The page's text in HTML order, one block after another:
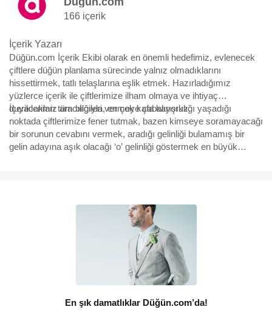
166 içerik
İçerik Yazarı
Düğün.com İçerik Ekibi olarak en önemli hedefimiz, evlenecek
çiftlere düğün planlama sürecinde yalnız olmadıklarını
hissettirmek, tatlı telaşlarına eşlik etmek. Hazırladığımız
yüzlerce içerik ile çiftlerimize ilham olmaya ve ihtiyaç
duyacakları tüm bilgileri vermeye çabalıyoruz.
İçeriklerimiz aracılığıyla, en çok kafa karışıklığı yaşadığı
noktada çiftlerimize fener tutmak, bazen kimseye soramayacağı
bir sorunun cevabını vermek, aradığı gelinliği bulamamış bir
gelin adayına aşık olacağı ‘o’ gelinliği göstermek en büyük
En şık damatlıklar Düğün.com’da!